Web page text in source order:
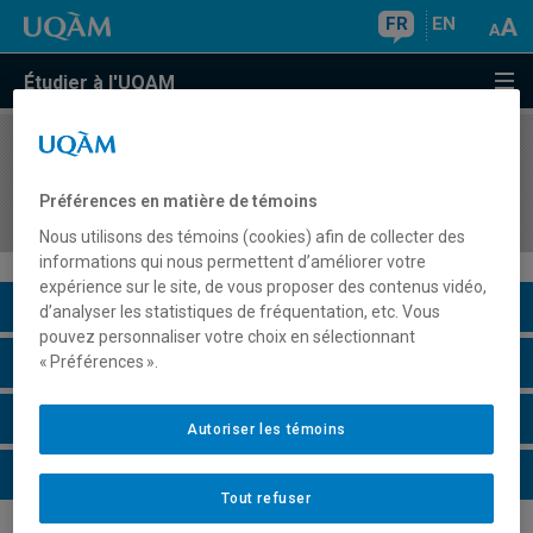
FR EN
Étudier à l'UQAM
COURS//
développement d'une tradition
Description du cours
Horaire - Été 2026
Horaire - Automne 2026
Horaire - Hiver 2027
Préférences en matière de témoins
Nous utilisons des témoins (cookies) afin de collecter des
informations qui nous permettent d’améliorer votre
expérience sur le site, de vous proposer des contenus vidéo,
d’analyser les statistiques de fréquentation, etc. Vous
pouvez personnaliser votre choix en sélectionnant
« Préférences ».
Tout refuser
Autoriser les témoins